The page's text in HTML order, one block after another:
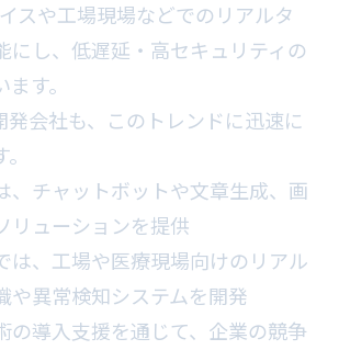
スや工場現場などでのリアルタ
にし、低遅延・高セキュリティの
す。
発会社も、このトレンドに迅速に
、チャットボットや文章生成、画
リューションを提供
は、工場や医療現場向けのリアル
や異常検知システムを開発
の導入支援を通じて、企業の競争